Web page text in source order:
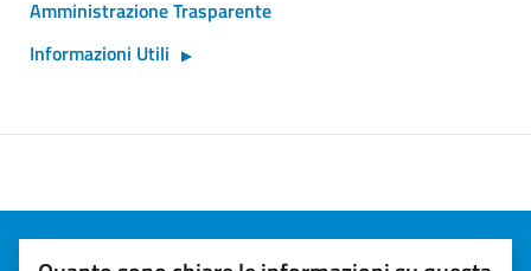
Amministrazione Trasparente
Informazioni Utili